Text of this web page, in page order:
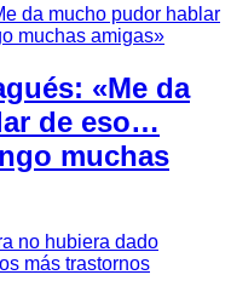
«Me da
de eso…
muchas